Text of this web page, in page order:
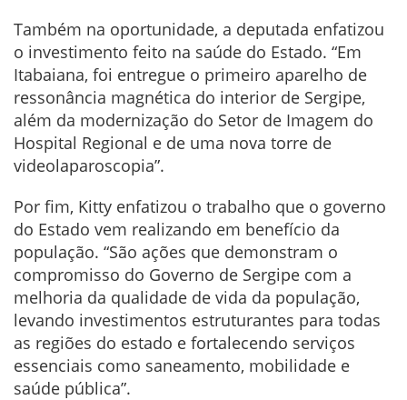
Também na oportunidade, a deputada enfatizou
o investimento feito na saúde do Estado. “Em
Itabaiana, foi entregue o primeiro aparelho de
ressonância magnética do interior de Sergipe,
além da modernização do Setor de Imagem do
Hospital Regional e de uma nova torre de
videolaparoscopia”.
Por fim, Kitty enfatizou o trabalho que o governo
do Estado vem realizando em benefício da
população. “São ações que demonstram o
compromisso do Governo de Sergipe com a
melhoria da qualidade de vida da população,
levando investimentos estruturantes para todas
as regiões do estado e fortalecendo serviços
essenciais como saneamento, mobilidade e
saúde pública”.